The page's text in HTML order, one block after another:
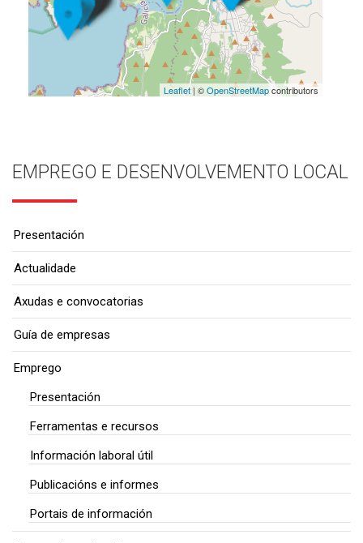
Leaflet| ©OpenStreetMapcontributors
EMPREGO E DESENVOLVEMENTO LOCAL
Presentación
Actualidade
Axudas e convocatorias
Guía de empresas
Emprego
Presentación
Ferramentas e recursos
Información laboral útil
Publicacións e informes
Portais de información